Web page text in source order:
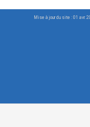
Mise à jour du site : 01 avr.